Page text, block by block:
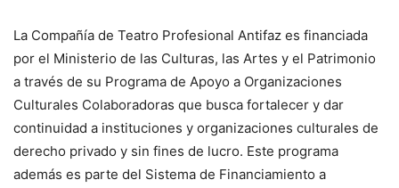
La Compañía de Teatro Profesional Antifaz es financiada
por el Ministerio de las Culturas, las Artes y el Patrimonio
a través de su Programa de Apoyo a Organizaciones
Culturales Colaboradoras que busca fortalecer y dar
continuidad a instituciones y organizaciones culturales de
derecho privado y sin fines de lucro. Este programa
además es parte del Sistema de Financiamiento a